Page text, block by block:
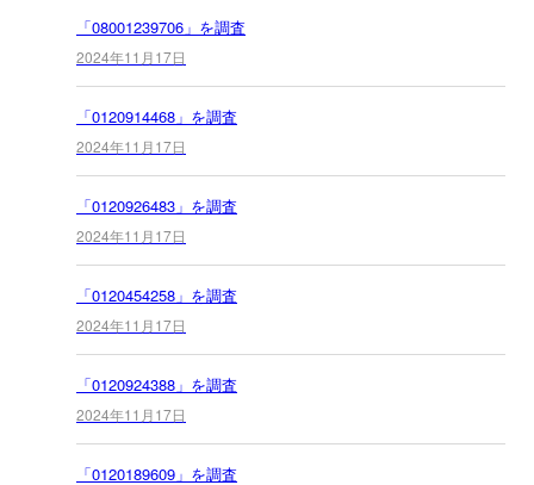
「08001239706」を調査
2024年11月17日
「0120914468」を調査
2024年11月17日
「0120926483」を調査
2024年11月17日
「0120454258」を調査
2024年11月17日
「0120924388」を調査
2024年11月17日
「0120189609」を調査